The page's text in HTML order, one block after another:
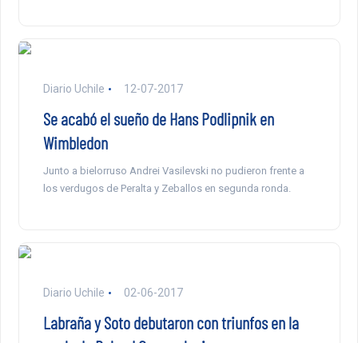
Diario Uchile 12-07-2017
Se acabó el sueño de Hans Podlipnik en
Wimbledon
Junto a bielorruso Andrei Vasilevski no pudieron frente a
los verdugos de Peralta y Zeballos en segunda ronda.
Diario Uchile 02-06-2017
Labraña y Soto debutaron con triunfos en la